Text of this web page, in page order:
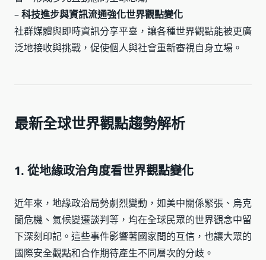
–科技進步與資訊流通強化世界觀點變化
社群媒體與即時資訊分享平臺，讓各種世界觀點能被更廣
泛地接收與挑戰，促使個人與社會重新審視自身立場。
最新全球世界觀點趨勢解析
1. 從地緣政治角度看世界觀點變化
近年來，地緣政治局勢劇烈變動，如美中關係緊張、烏克
蘭危機、氣候變遷談判等，均在全球民眾的世界觀念中留
下深刻印記。這些事件影響著國家間的互信，也讓大眾的
國際安全觀點和合作期待產生不同層次的分歧。